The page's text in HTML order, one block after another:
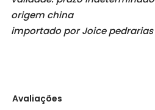
origem china
importado por Joice pedrarias
Avaliações